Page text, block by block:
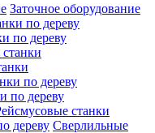
Заточное оборудование
по дереву
по дереву
станки
Сверлильные